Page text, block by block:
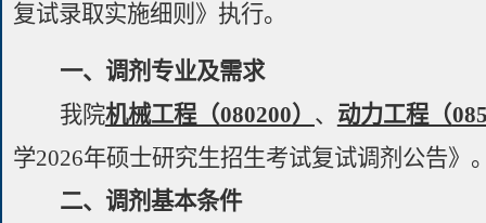
复试录取实施细则》执行。
一、调剂专业及需求
我院机械工程（080200） 、 动力工程（
学2026年硕士研究生招生考试复试调剂公告》
二、 调剂基本条件